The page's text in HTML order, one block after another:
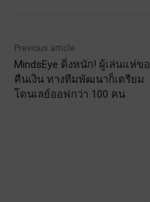
Previous article
MindsEye ดิ่งหนัก! ผู้เล่นแห่ขอ
คืนเงิน ทางทีมพัฒนาก็เตรียม
โดนเลย์ออฟกว่า 100 คน